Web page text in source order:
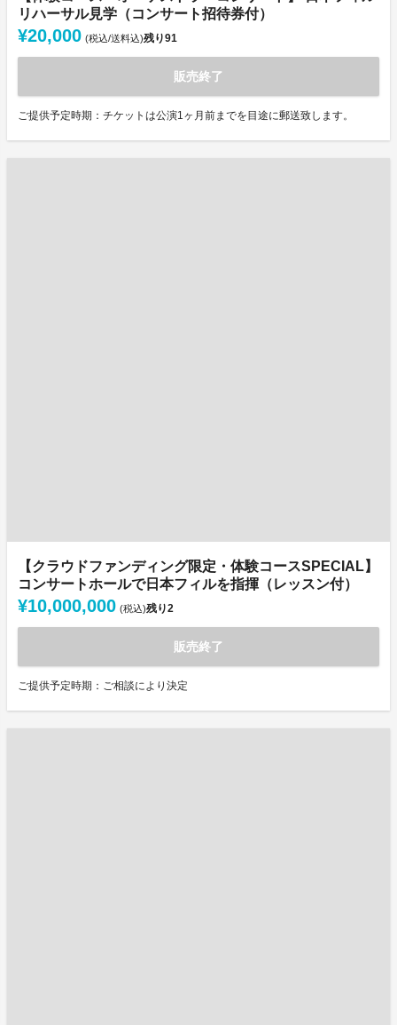
リハーサル見学（コンサート招待券付）
¥20,000 (税込/送料込)残り91
販売終了
ご提供予定時期：チケットは公演1ヶ月前までを目途に郵送致します。
【クラウドファンディング限定・体験コースSPECIAL】
コンサートホールで日本フィルを指揮（レッスン付）
¥10,000,000 (税込)残り2
販売終了
ご提供予定時期：ご相談により決定